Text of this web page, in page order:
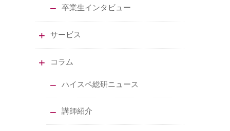
卒業生インタビュー
サービス
コラム
ハイスペ総研ニュース
講師紹介